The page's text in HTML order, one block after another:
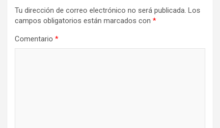
Tu dirección de correo electrónico no será publicada. Los
campos obligatorios están marcados con *
Comentario *